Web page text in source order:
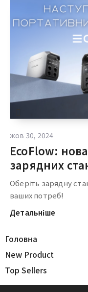
Головна
New Product
Top Sellers
жов 30, 2024
EcoFlow:
зарядних
Оберіть зарядну
ваших потреб!
Детальніше